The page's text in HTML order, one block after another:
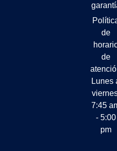
de
de
Lunes
7:45
- 5:00
pm